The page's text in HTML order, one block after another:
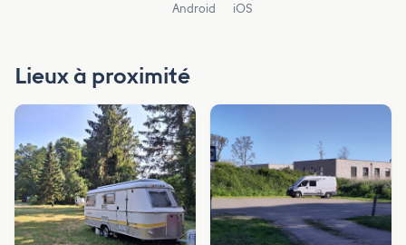
Android iOS
Lieux à proximité